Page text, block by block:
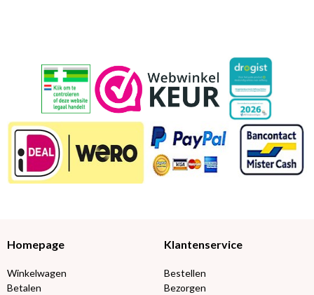
Homepage
Winkelwagen
Betalen
Klantenservice
Bestellen
Bezorgen